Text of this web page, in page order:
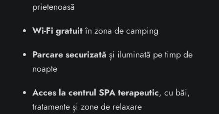
prietenoasă
Wi-Fi gratuitîn zona de camping
Parcare securizată și iluminată pe timp de
noapte
Acces la centrul SPA terapeutic, cu băi,
tratamente și zone de relaxare